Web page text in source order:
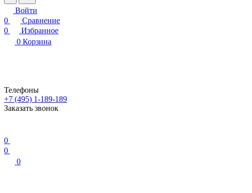
Войти
0
Сравнение
0
Избранное
0 Корзина
Телефоны
+7 (495) 1-189-189
Заказать звонок
0
0
0